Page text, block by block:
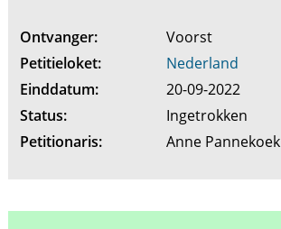
Ontvanger:
Voorst
Petitieloket:
Nederland
Einddatum:
20-09-2022
Status:
Ingetrokken
Petitionaris:
Anne Pannekoek